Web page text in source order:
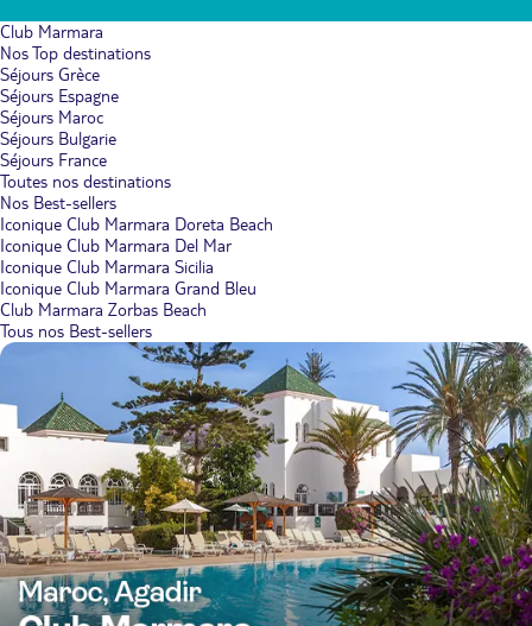
Club Marmara
Nos Top destinations
Séjours Grèce
Séjours Espagne
Séjours Maroc
Séjours Bulgarie
Séjours France
Toutes nos destinations
Nos Best-sellers
Iconique Club Marmara Doreta Beach
Iconique Club Marmara Del Mar
Iconique Club Marmara Sicilia
Iconique Club Marmara Grand Bleu
Club Marmara Zorbas Beach
Tous nos Best-sellers